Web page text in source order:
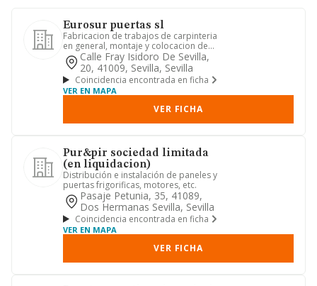
Eurosur puertas sl
Fabricacion de trabajos de carpinteria
en general, montaje y colocacion de
los mismos, proyectos de...
Calle Fray Isidoro De Sevilla,
20, 41009, Sevilla, Sevilla
Coincidencia encontrada en ficha
VER EN MAPA
VER FICHA
Pur&pir sociedad limitada
(en liquidacion)
Distribución e instalación de paneles y
puertas frigorificas, motores, etc.
Pasaje Petunia, 35, 41089,
Dos Hermanas Sevilla, Sevilla
Coincidencia encontrada en ficha
VER EN MAPA
VER FICHA